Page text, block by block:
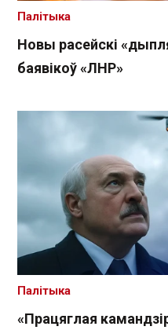
Новы расейскі
баявікоў «ЛНР»
Палітыка
«Працяглая
Палітыка